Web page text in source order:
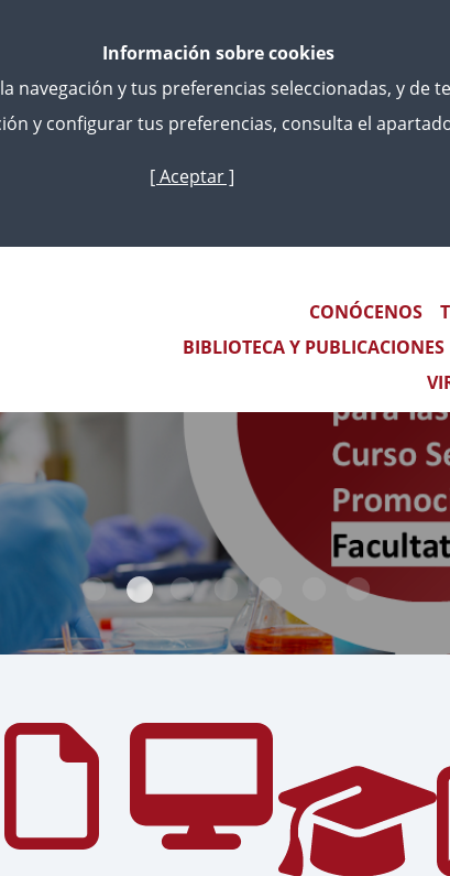
Skip
main
Información sobre cookies
navegación y tus preferencias seleccionadas, y de
y configurar tus preferencias, consulta el
[ Aceptar ]
Main navigation
CONÓCENOS
BIBLIOTECA Y PUBLICACIONES